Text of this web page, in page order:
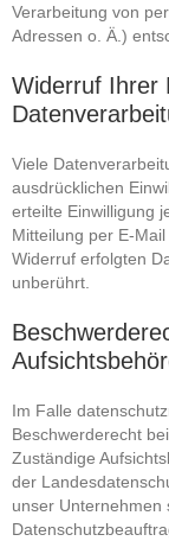
Verarbeitung von
Adressen o. Ä.)
Widerruf Ihrer
Viele
ausdrücklichen
erteilte Einwilligung
Mitteilung per E-
Widerruf erfolgten
unberührt.
Im Falle
Beschwerderecht
Zuständige
der
unser Unternehmen